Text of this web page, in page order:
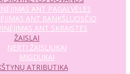
ANT PAGALVĖLĖS
ANT RANKŠLUOSČIO
ANT SKRAISTĖS
ŽAISLAI
NERTI ŽAISLIUKAI
MIGDUKAI
ATRIBUTIKA